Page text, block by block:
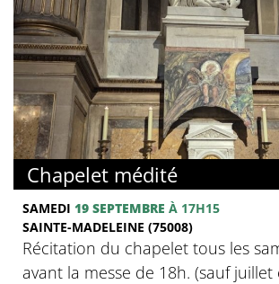
Chapelet médité
SAMEDI 19 SEPTEMBRE À 17H15
SAINTE-MADELEINE (75008)
Récitation du chapelet tous les
avant la messe de 18h. (sauf